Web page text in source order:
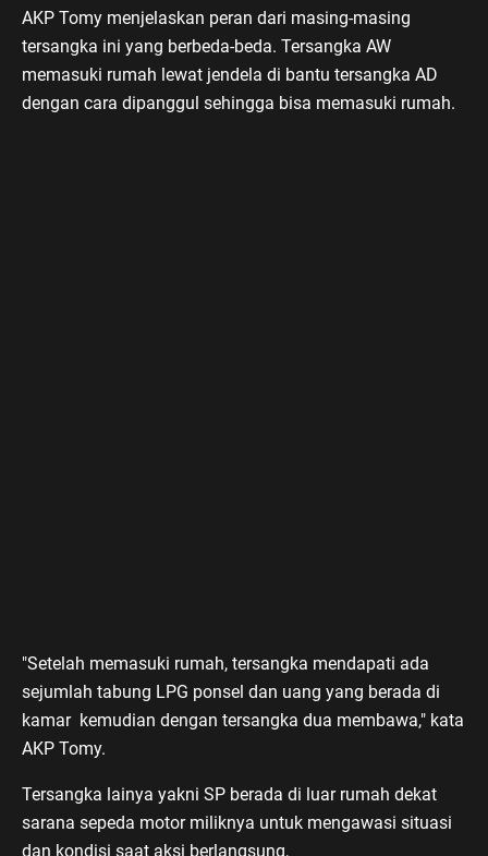
AKP Tomy menjelaskan peran dari masing-masing
tersangka ini yang berbeda-beda. Tersangka AW
memasuki rumah lewat jendela di bantu tersangka AD
dengan cara dipanggul sehingga bisa memasuki rumah.
"Setelah memasuki rumah, tersangka mendapati ada
sejumlah tabung LPG ponsel dan uang yang berada di
kamar kemudian dengan tersangka dua membawa," kata
AKP Tomy.
Tersangka lainya yakni SP berada di luar rumah dekat
sarana sepeda motor miliknya untuk mengawasi situasi
dan kondisi saat aksi berlangsung,